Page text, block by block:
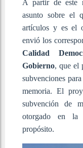
A partir de este
asunto sobre el
artículos y es el
envió los
Calidad
Gobierno, que el
subvenciones
memoria. El
subvención de
otorgado en la
propósito.